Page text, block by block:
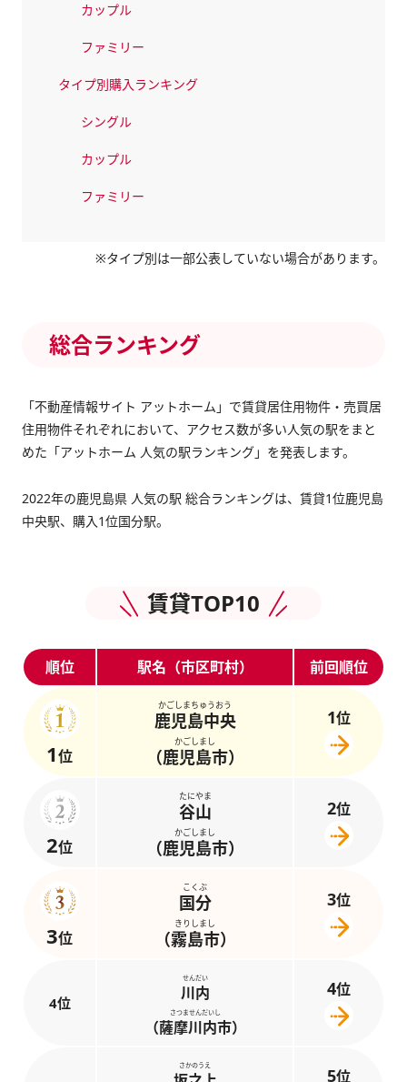
カップル
ファミリー
タイプ別購入ランキング
シングル
カップル
ファミリー
※タイプ別は一部公表していない場合があります。
総合ランキング
「不動産情報サイト アットホーム」で賃貸居住用物件・売買居
住用物件それぞれにおいて、アクセス数が多い人気の駅をまと
めた「アットホーム 人気の駅ランキング」を発表します。
2022年の鹿児島県 人気の駅 総合ランキングは、賃貸1位鹿児島
中央駅、購入1位国分駅。
賃貸TOP10
順位 駅名（市区町村） 前回順位
1位
かごしまちゅうおう
鹿児島中央
かごしまし
（鹿児島市）
1位
2位
たにやま
谷山
かごしまし
（鹿児島市）
2位
3位
こくぶ
国分
きりしまし
（霧島市）
3位
4位
せんだい
川内
さつませんだいし
（薩摩川内市）
4位
さかのうえ 5位